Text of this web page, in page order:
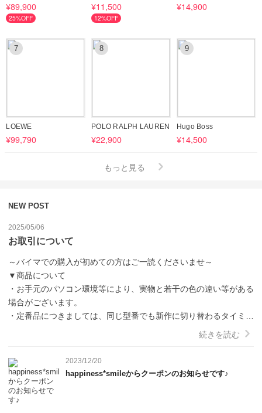
¥89,900
25%OFF
¥11,500
12%OFF
¥14,900
7
LOEWE
¥99,790
8
POLO RALPH LAUREN
¥22,900
9
Hugo Boss
¥14,500
もっと見る
NEW POST
2025/05/06
お取引について
～バイマでの購入が初めての方はご一読くださいませ～
▼商品について
・お手元のパソコン環境等により、実物と若干の色の違い等がある
場合がございます。
・定番品につきましては、同じ型番でも新作に切り替わるタイミン
グで若干の変更があることがございますのでご了承下さい。
います。全て本物を取り扱っておりますので、ご安心くださいま
せ。
▼商品到着後
続きを読む
2023/12/20
happiness*smileからクーポンのお知らせです♪